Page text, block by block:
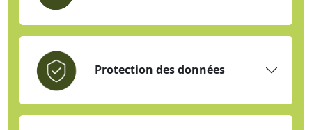
Protection des données